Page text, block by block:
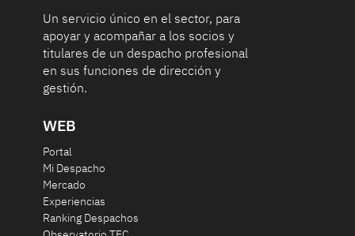
Un servicio único en el sector, para
apoyar y acompañar a los socios y
titulares de un despacho profesional
en sus funciones de dirección y
gestión.
WEB
Portal
Mi Despacho
Mercado
Experiencias
Ranking Despachos